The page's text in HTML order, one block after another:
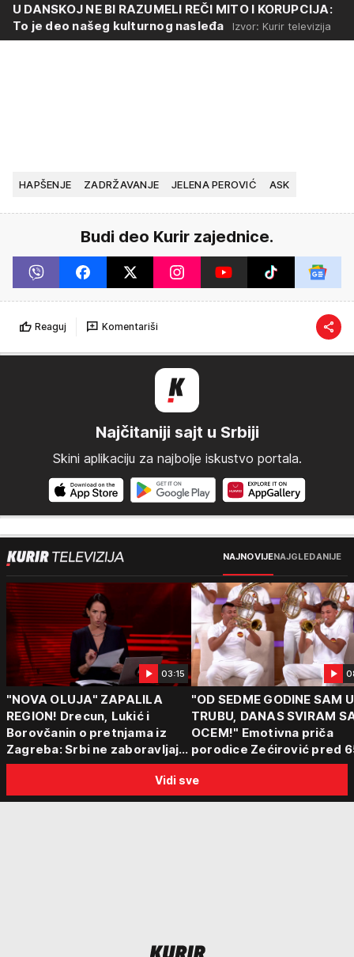
U DANSKOJ NE BI RAZUMELI REČI MITO I KORUPCIJA:
To je deo našeg kulturnog nasleđa
Izvor: Kurir televizija
HAPŠENJE ZADRŽAVANJE JELENA PEROVIĆ ASK
Budi deo Kurir zajednice.
Reaguj Komentariši
Najčitaniji sajt u Srbiji
Skini aplikaciju za najbolje iskustvo portala.
NAJNOVIJENAJGLEDANIJE
03:15
"NOVA OLUJA" ZAPALILA
REGION! Drecun, Lukić i
Borovčanin o pretnjama iz
Zagreba: Srbi ne zaboravljaju
progon
"OD SEDME GODINE SAM
TRUBU, DANAS SVIRAM
OCEM!" Emotivna priča
porodice Zećirović pred
Sabor trubača u Guči
Vidi sve